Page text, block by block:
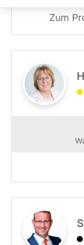
Über uns
Zum